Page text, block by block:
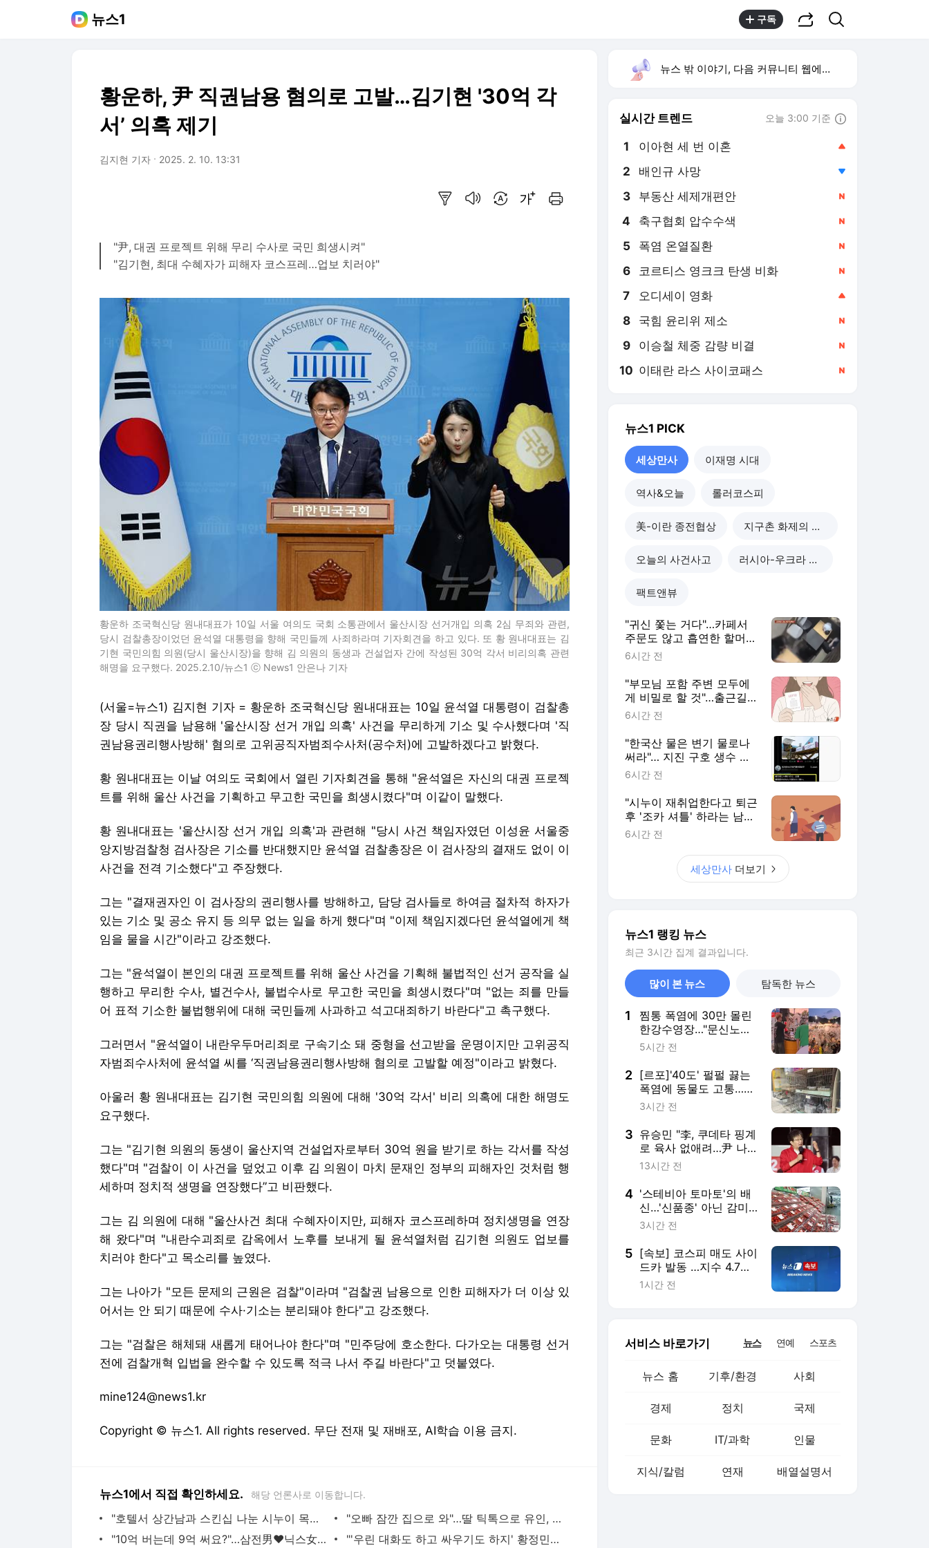
뉴스1 구독
황운하, 尹 직권남용 혐의로 고발…김기현 '30억 각
서’ 의혹 제기
김지현 기자 2025. 2. 10. 13:31
"尹, 대권 프로젝트 위해 무리 수사로 국민 희생시켜"
"김기현, 최대 수혜자가 피해자 코스프레…업보 치러야"
황운하 조국혁신당 원내대표가 10일 서울 여의도 국회 소통관에서 울산시장 선거개입 의혹 2심 무죄와 관련,
당시 검찰총장이었던 윤석열 대통령을 향해 국민들께 사죄하라며 기자회견을 하고 있다. 또 황 원내대표는 김
기현 국민의힘 의원(당시 울산시장)을 향해 김 의원의 동생과 건설업자 간에 작성된 30억 각서 비리의혹 관련
해명을 요구했다. 2025.2.10/뉴스1 ⓒ News1 안은나 기자
(서울=뉴스1) 김지현 기자 = 황운하 조국혁신당 원내대표는 10일 윤석열 대통령이 검찰총
장 당시 직권을 남용해 '울산시장 선거 개입 의혹' 사건을 무리하게 기소 및 수사했다며 '직
권남용권리행사방해' 혐의로 고위공직자범죄수사처(공수처)에 고발하겠다고 밝혔다.
황 원내대표는 이날 여의도 국회에서 열린 기자회견을 통해 "윤석열은 자신의 대권 프로젝
트를 위해 울산 사건을 기획하고 무고한 국민을 희생시켰다"며 이같이 말했다.
황 원내대표는 '울산시장 선거 개입 의혹'과 관련해 "당시 사건 책임자였던 이성윤 서울중
앙지방검찰청 검사장은 기소를 반대했지만 윤석열 검찰총장은 이 검사장의 결재도 없이 이
사건을 전격 기소했다"고 주장했다.
그는 "결재권자인 이 검사장의 권리행사를 방해하고, 담당 검사들로 하여금 절차적 하자가
있는 기소 및 공소 유지 등 의무 없는 일을 하게 했다"며 "이제 책임지겠다던 윤석열에게 책
임을 물을 시간"이라고 강조했다.
그는 "윤석열이 본인의 대권 프로젝트를 위해 울산 사건을 기획해 불법적인 선거 공작을 실
행하고 무리한 수사, 별건수사, 불법수사로 무고한 국민을 희생시켰다"며 "없는 죄를 만들
어 표적 기소한 불법행위에 대해 국민들께 사과하고 석고대죄하기 바란다"고 촉구했다.
그러면서 "윤석열이 내란우두머리죄로 구속기소 돼 중형을 선고받을 운명이지만 고위공직
자범죄수사처에 윤석열 씨를 ‘직권남용권리행사방해 혐의로 고발할 예정"이라고 밝혔다.
아울러 황 원내대표는 김기현 국민의힘 의원에 대해 '30억 각서' 비리 의혹에 대한 해명도
요구했다.
그는 "김기현 의원의 동생이 울산지역 건설업자로부터 30억 원을 받기로 하는 각서를 작성
했다"며 "검찰이 이 사건을 덮었고 이후 김 의원이 마치 문재인 정부의 피해자인 것처럼 행
세하며 정치적 생명을 연장했다”고 비판했다.
그는 김 의원에 대해 "울산사건 최대 수혜자이지만, 피해자 코스프레하며 정치생명을 연장
해 왔다"며 "내란수괴죄로 감옥에서 노후를 보내게 될 윤석열처럼 김기현 의원도 업보를
치러야 한다"고 목소리를 높였다.
그는 나아가 "모든 문제의 근원은 검찰"이라며 "검찰권 남용으로 인한 피해자가 더 이상 있
어서는 안 되기 때문에 수사·기소는 분리돼야 한다"고 강조했다.
그는 "검찰은 해체돼 새롭게 태어나야 한다"며 "민주당에 호소한다. 다가오는 대통령 선거
전에 검찰개혁 입법을 완수할 수 있도록 적극 나서 주길 바란다"고 덧붙였다.
mine124@news1.kr
Copyright © 뉴스1. All rights reserved. 무단 전재 및 재배포, AI학습 이용 금지.
뉴스1에서 직접 확인하세요. 해당 언론사로 이동합니다.
"호텔서 상간남과 스킨십 나눈 시누이 목격…제 남편이 입 다물라 하네요"
"오빠 잠깐 집으로 와"…딸 틱톡으로 유인, 성폭행 복수한 아빠
"10억 버는데 9억 써요?"…삼전男♥닉스女 3:3 단체소개팅 예능 화제
"'우린 대화도 하고 싸우기도 하지' 황정민이 1년간 62차례 먼저 전화"
뉴스 밖 이야기, 다음 커뮤니티 웹에서 보기
실시간 트렌드 오늘 3:00 기준
1 이아현 세 번 이혼
2 배인규 사망
4 축구협회 압수수색
5 폭염 온열질환
6 코르티스 영크크 탄생 비화
7 오디세이 영화
8 국힘 윤리위 제소
9 이승철 체중 감량 비결
10 이태란 라스 사이코패스
뉴스1 PICK
세상만사 이재명 시대
역사&오늘 롤러코스피
美-이란 종전협상 지구촌 화제의 뉴스
오늘의 사건사고 러시아-우크라 전쟁
팩트앤뷰
"귀신 쫓는 거다"…카페서
주문도 않고 흡연한 할머
니, 만류하자 '헛소리'
6시간 전
"부모님 포함 주변 모두에
게 비밀로 할 것"…출근길
문득 산 복권 1등 '대박'
6시간 전
"한국산 물은 변기 물로나
써라"… 지진 구호 생수 받
은 일본인 망발
6시간 전
"시누이 재취업한다고 퇴근
후 '조카 셔틀' 하라는 남
편…이게 맞나요?"
6시간 전
세상만사 더보기
뉴스1 랭킹 뉴스
최근 3시간 집계 결과입니다.
많이 본 뉴스 탐독한 뉴스
1
찜통 폭염에 30만 몰린
한강수영장…"문신노출·
유해음원 막아달라"
5시간 전
2 [르포]'40도' 펄펄 끓는
폭염에 동물도 고통…케
이지 속 '다닥다닥'
3시간 전
3 유승민 "李, 쿠데타 핑계
로 육사 없애려…尹 나
온 서울대·충암고도 없
13시간 전
4 '스테비아 토마토'의 배
신…'신품종' 아닌 감미
료 주입 가공식품
3시간 전
5 [속보] 코스피 매도 사이
드카 발동 …지수 4.7%
급락
1시간 전
서비스 바로가기 뉴스 연예 스포츠
뉴스 홈 기후/환경 사회
경제 정치 국제
문화 IT/과학 인물
지식/칼럼 연재 배열설명서